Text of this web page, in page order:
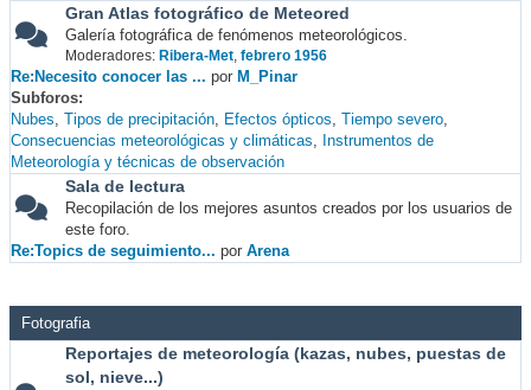
Gran Atlas fotográfico de Meteored
Galería fotográfica de fenómenos meteorológicos.
Moderadores: Ribera-Met, febrero 1956
Re:Necesito conocer las ... por M_Pinar
Subforos
Nubes Tipos de precipitación Efectos ópticos Tiempo severo
Consecuencias meteorológicas y climáticas
Instrumentos de
Meteorología y técnicas de observación
Sala de lectura
Recopilación de los mejores asuntos creados por los usuarios de
este foro.
Re:Topics de seguimiento... por Arena
Fotografia
Reportajes de meteorología (kazas, nubes, puestas de
sol, nieve...)